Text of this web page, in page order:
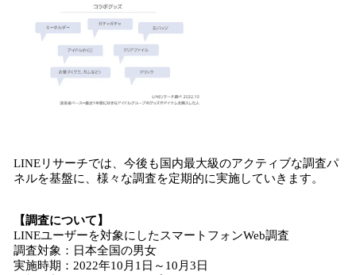
LINEリサーチでは、今後も国内最大級のアクティブな調査パ
ネルを基盤に、様々な調査を定期的に実施していきます。
【調査について】
LINEユーザーを対象にしたスマートフォンWeb調査
調査対象：日本全国の男女
実施時期：2022年10月1日～10月3日